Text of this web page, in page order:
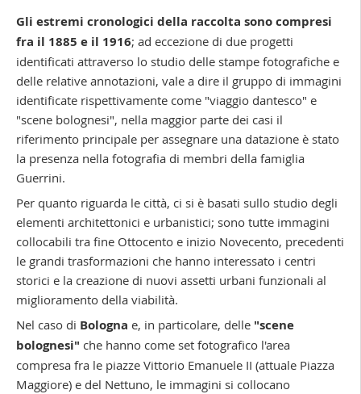
Gli estremi cronologici della raccolta sono compresi
fra il 1885 e il 1916; ad eccezione di due progetti
identificati attraverso lo studio delle stampe fotografiche e
delle relative annotazioni, vale a dire il gruppo di immagini
identificate rispettivamente come "viaggio dantesco" e
"scene bolognesi", nella maggior parte dei casi il
riferimento principale per assegnare una datazione è stato
la presenza nella fotografia di membri della famiglia
Guerrini.
Per quanto riguarda le città, ci si è basati sullo studio degli
elementi architettonici e urbanistici; sono tutte immagini
collocabili tra fine Ottocento e inizio Novecento, precedenti
le grandi trasformazioni che hanno interessato i centri
storici e la creazione di nuovi assetti urbani funzionali al
miglioramento della viabilità.
Nel caso di Bologna e, in particolare, delle "scene
bolognesi" che hanno come set fotografico l'area
compresa fra le piazze Vittorio Emanuele II (attuale Piazza
Maggiore) e del Nettuno, le immagini si collocano